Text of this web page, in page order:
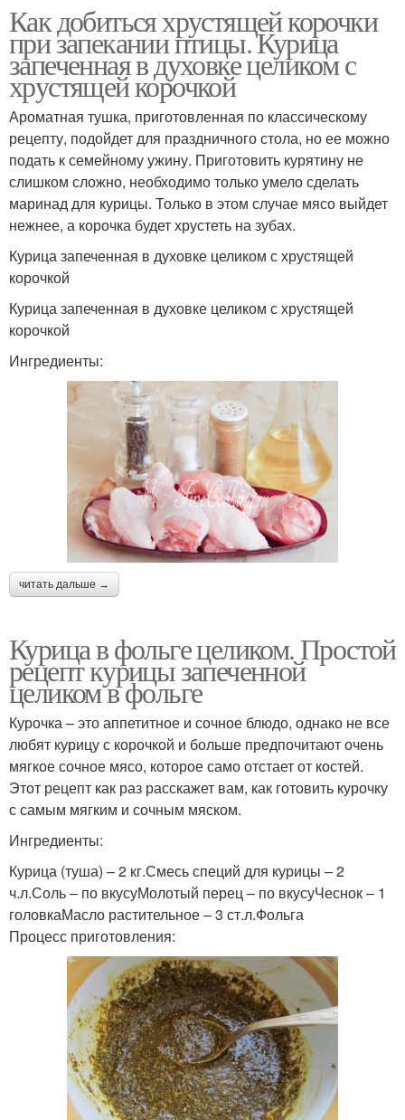
Как добиться хрустящей корочки
при запекании птицы. Курица
запеченная в духовке целиком с
хрустящей корочкой
Ароматная тушка, приготовленная по классическому
рецепту, подойдет для праздничного стола, но ее можно
подать к семейному ужину. Приготовить курятину не
слишком сложно, необходимо только умело сделать
маринад для курицы. Только в этом случае мясо выйдет
нежнее, а корочка будет хрустеть на зубах.
Курица запеченная в духовке целиком с хрустящей
корочкой
Курица запеченная в духовке целиком с хрустящей
корочкой
Ингредиенты:
читать дальше →
Курица в фольге целиком. Простой
рецепт курицы запеченной
целиком в фольге
Курочка – это аппетитное и сочное блюдо, однако не все
любят курицу с корочкой и больше предпочитают очень
мягкое сочное мясо, которое само отстает от костей.
Этот рецепт как раз расскажет вам, как готовить курочку
с самым мягким и сочным мяском.
Ингредиенты:
Курица (туша) – 2 кг.Смесь специй для курицы – 2
ч.л.Соль – по вкусуМолотый перец – по вкусуЧеснок – 1
головкаМасло растительное – 3 ст.л.Фольга
Процесс приготовления: